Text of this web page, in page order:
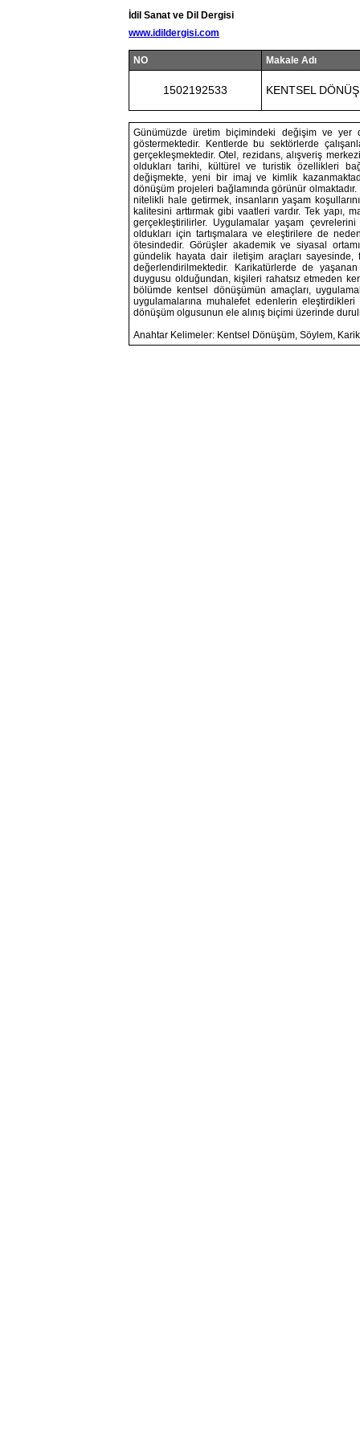
İdil Sanat ve Dil Dergisi
www.idildergisi.com
NO Makale Adı
1502192533 KENTSEL
Günümüzde üretim biçimindeki değişim ve
göstermektedir. Kentlerde bu sektörlerde
gerçekleşmektedir. Otel, rezidans, alışveriş
oldukları tarihi, kültürel ve turistik özellikleri
değişmekte, yeni bir imaj ve kimlik
dönüşüm projeleri bağlamında görünür
nitelikli hale getirmek, insanların yaşam
kalitesini arttırmak gibi vaatleri vardır. Tek yapı,
gerçekleştirilirler. Uygulamalar yaşam
oldukları için tartışmalara ve eleştirilere de
ötesindedir. Görüşler akademik ve siyasal
gündelik hayata dair iletişim araçları sayesinde,
değerlendirilmektedir. Karikatürlerde de
duygusu olduğundan, kişileri rahatsız etmeden
bölümde kentsel dönüşümün amaçları,
uygulamalarına muhalefet edenlerin
dönüşüm olgusunun ele alınış biçimi üzerinde
Anahtar Kelimeler: Kentsel Dönüşüm, Söylem,